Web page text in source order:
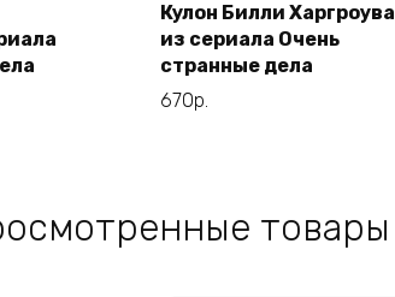
В корзину
Кулон Билли Харгроува
из сериала Очень
странные дела
670р.
товары